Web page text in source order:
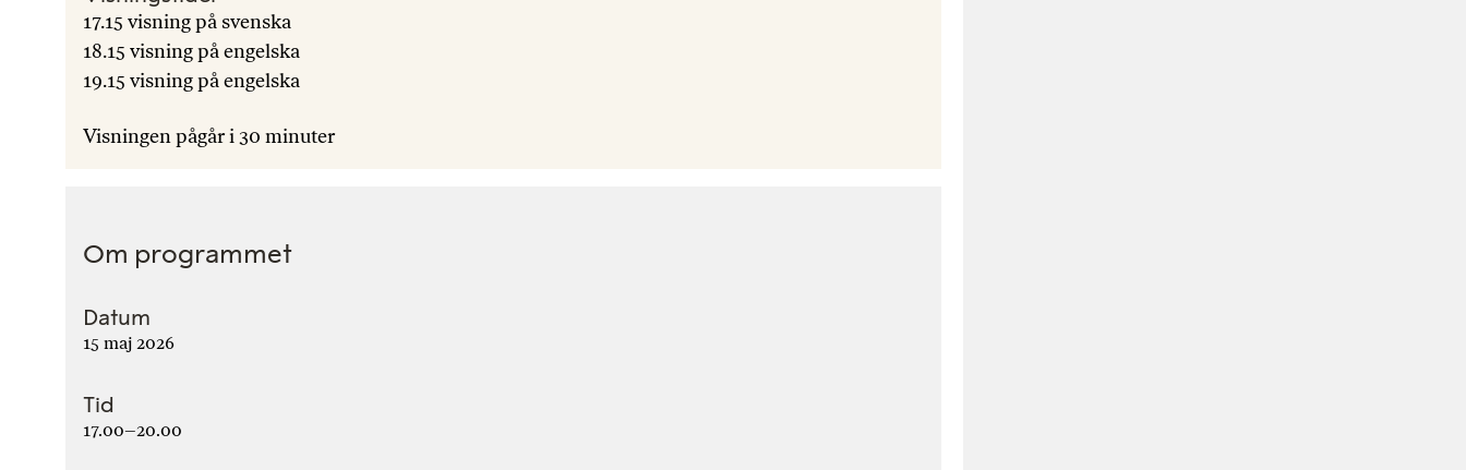
17.15 visning på svenska
18.15 visning på engelska
19.15 visning på engelska
Visningen pågår i 30 minuter
Om programmet
Datum
15 maj 2026
Tid
17.00–20.00